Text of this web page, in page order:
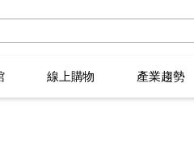
頒獎典禮
台灣精品獎得主 精品專欄
生活大玩家
線上購物 產業趨勢
市調報告 頒獎典禮
台灣精品獎得主 精品專欄
生活大玩家
線上購物 產業趨勢
市調報告